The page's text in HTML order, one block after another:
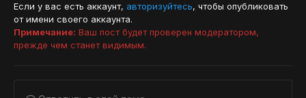
Если у вас есть аккаунт, авторизуйтесь, чтобы опубликовать
от имени своего аккаунта.
Примечание: Ваш пост будет проверен модератором,
прежде чем станет видимым.